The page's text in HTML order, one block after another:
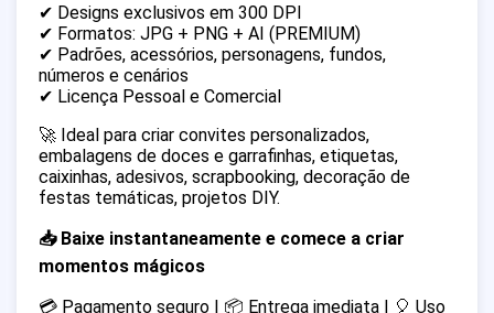
✔ Designs exclusivos em 300 DPI
✔ Formatos: JPG + PNG + AI (PREMIUM)
✔ Padrões, acessórios, personagens, fundos,
números e cenários
✔ Licença Pessoal e Comercial
🚀 Ideal para criar convites personalizados,
embalagens de doces e garrafinhas, etiquetas,
caixinhas, adesivos, scrapbooking, decoração de
festas temáticas, projetos DIY.
📥 Baixe instantaneamente e comece a criar
momentos mágicos
💳 Pagamento seguro | 📦 Entrega imediata | 🎈 Uso